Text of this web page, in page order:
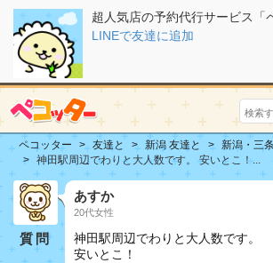
超人気店の予約代行サービス「
LINEで友達に追加
ペコッター 友達と 新潟 友達と
新潟・三
神田駅周辺でわりと大人数です。 安いとこ！...
質問
あすか
20代女性
神田駅周辺でわりと大人数です。
安いとこ！